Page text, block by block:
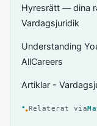
Hyresrätt — dina
Vardagsjuridik
Understanding
AllCareers
Artiklar -
Relaterat via